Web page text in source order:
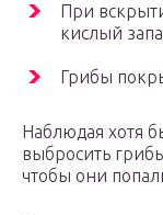
При
кислый
Грибы
Наблюдая хотя
выбросить
чтобы они